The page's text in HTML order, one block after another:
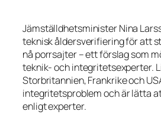
Jämställdhetsminister Nina
teknisk åldersverifiering för att
nå porrsajter – ett förslag som
teknik- och integritetsexperter.
Storbritannien, Frankrike och
integritetsproblem och är lätta
enligt experter.